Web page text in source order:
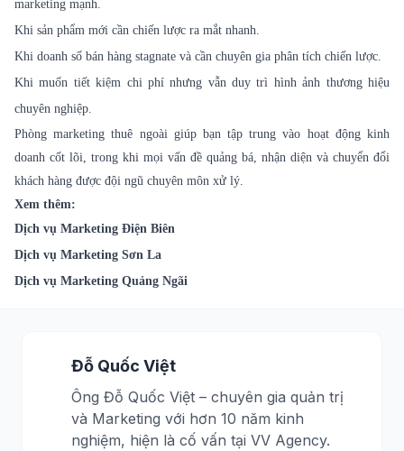
marketing mạnh.
Khi sản phẩm mới cần chiến lược ra mắt nhanh.
Khi doanh số bán hàng stagnate và cần chuyên gia phân tích chiến lược.
Khi muốn tiết kiệm chi phí nhưng vẫn duy trì hình ảnh thương hiệu
chuyên nghiệp.
Phòng marketing thuê ngoài giúp bạn tập trung vào hoạt động kinh
doanh cốt lõi, trong khi mọi vấn đề quảng bá, nhận diện và chuyển đổi
khách hàng được đội ngũ chuyên môn xử lý.
Xem thêm:
Dịch vụ Marketing Điện Biên
Dịch vụ Marketing Sơn La
Dịch vụ Marketing Quảng Ngãi
Đỗ Quốc Việt
Ông Đỗ Quốc Việt – chuyên gia quản trị
và Marketing với hơn 10 năm kinh
nghiệm, hiện là cố vấn tại VV Agency.